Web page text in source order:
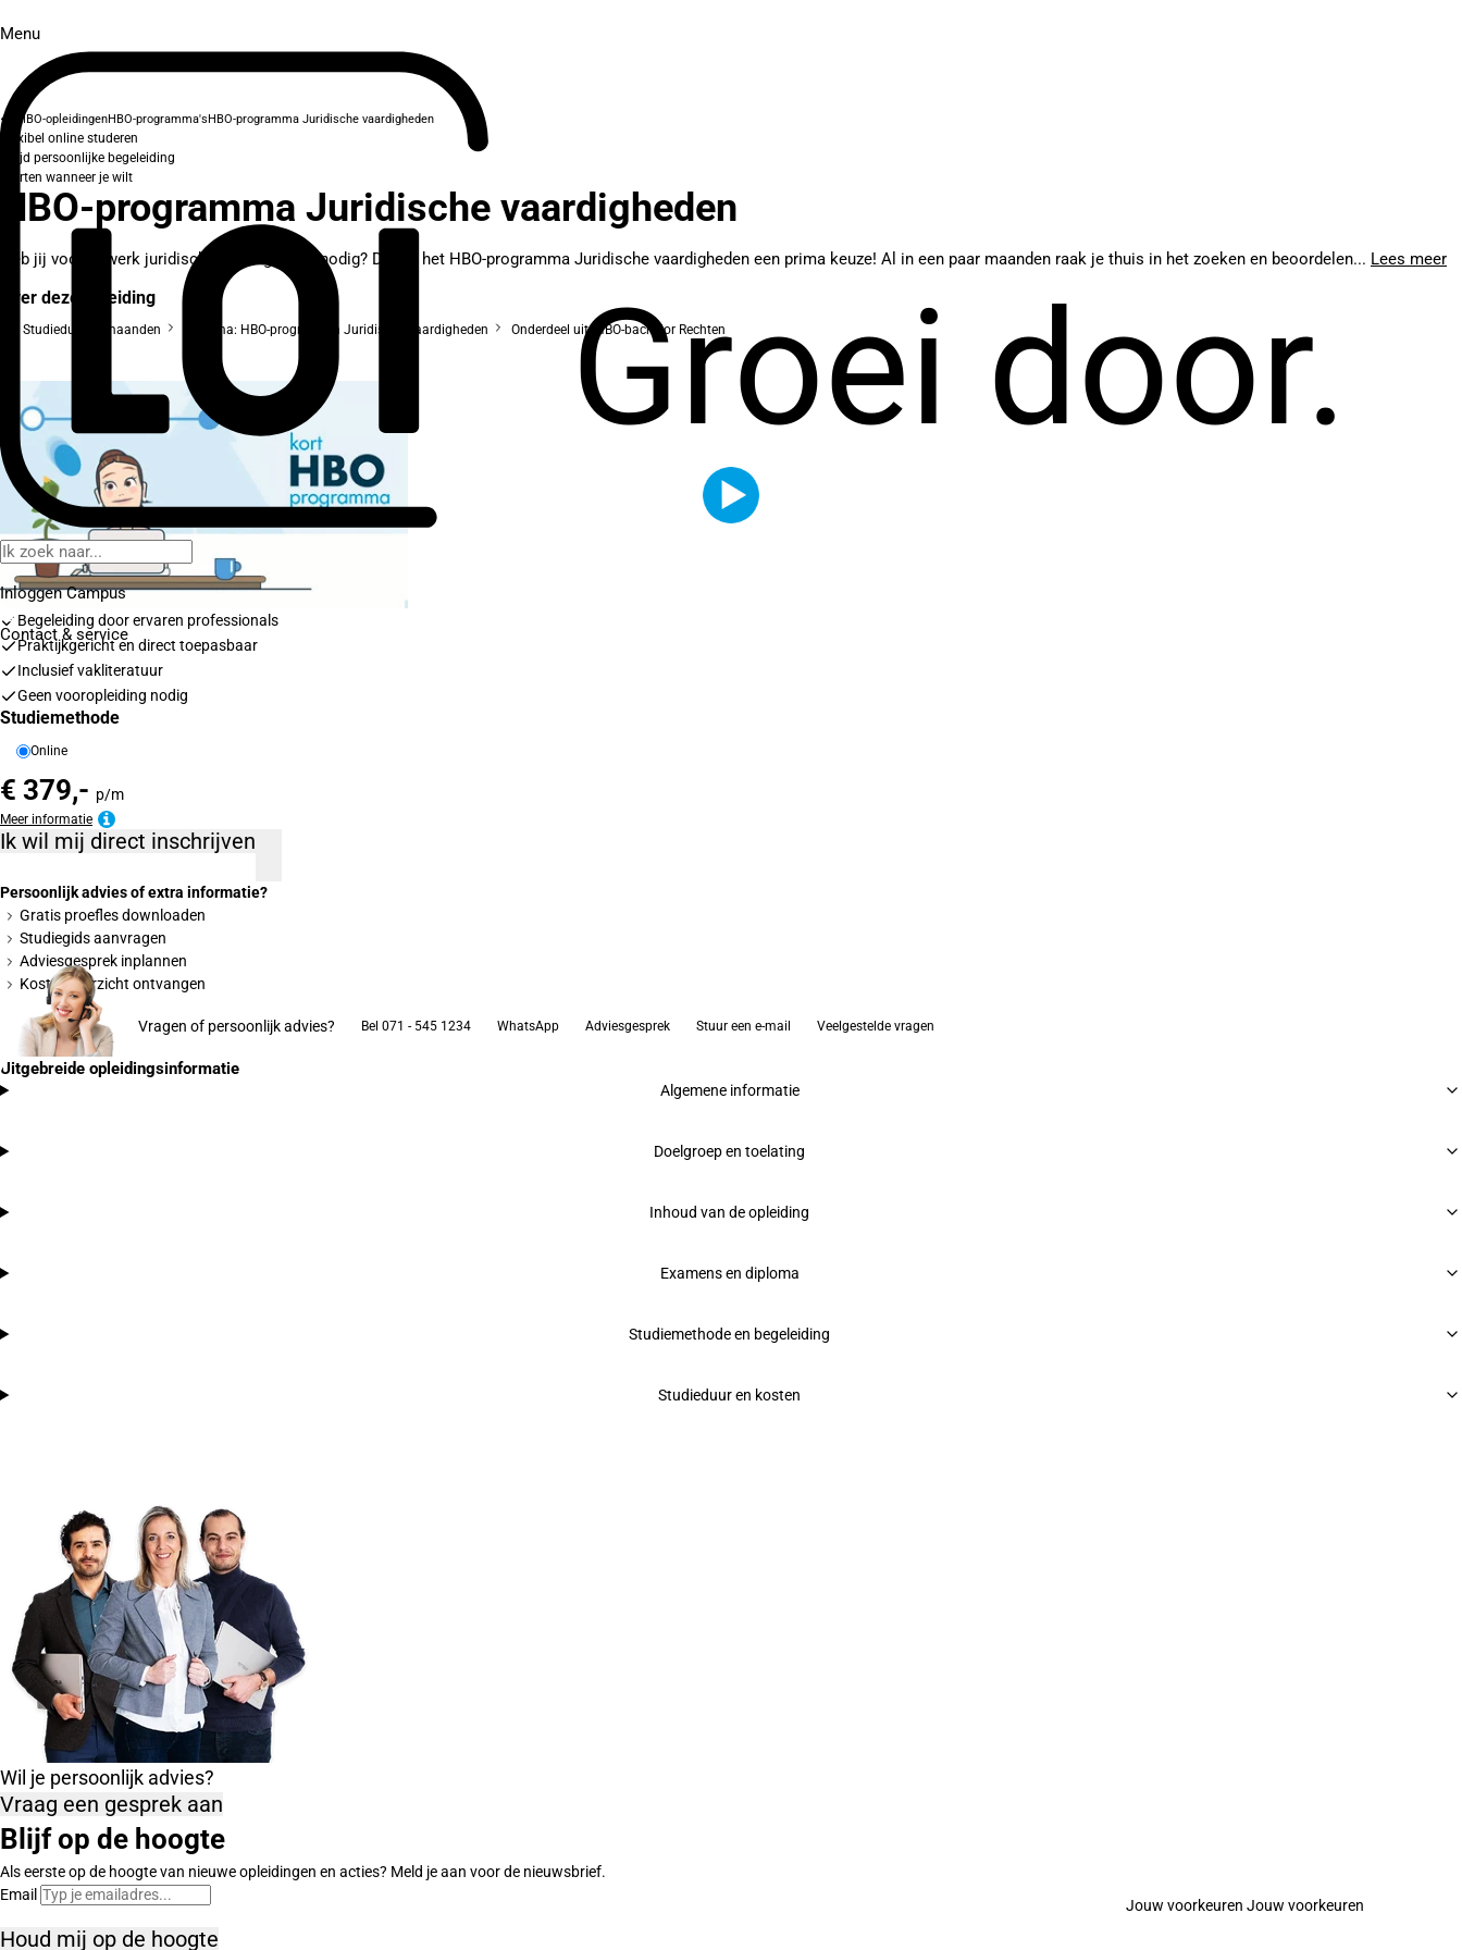
Menu
Groei door.
Inloggen Campus
Contact& service
HBO-opleidingenHBO-programma'sHBO-programma Juridische vaardigheden
Flexibel online studeren
Altijd persoonlijke begeleiding
Starten wanneer je wilt
HBO-programma Juridische vaardigheden
Heb jij voor je werk juridische vaardigheden nodig? Dan is het HBO-programma Juridische vaardigheden een prima keuze! Al in een paar maanden raak je thuis in het zoeken en beoordelen... Lees meer
Over deze opleiding
Studieduur: 2 maanden Diploma: HBO-programma Juridische vaardigheden Onderdeel uit: HBO-bachelor Rechten
Begeleiding door ervaren professionals
Praktijkgericht en direct toepasbaar
Inclusief vakliteratuur
Geen vooropleiding nodig
Studiemethode
Online
€ 379,- p/m
Meer informatie
Ik wil mij direct inschrijven
Persoonlijk advies of extra informatie?
Gratis proefles downloaden
Studiegids aanvragen
Adviesgesprek inplannen
Kostenoverzicht ontvangen
Vragen of persoonlijk advies? Bel 071 - 545 1234 WhatsApp Adviesgesprek Stuur een e-mail Veelgestelde vragen
Uitgebreide opleidingsinformatie
Algemene informatie
Doelgroep en toelating
Inhoud van de opleiding
Examens en diploma
Studiemethode en begeleiding
Studieduur en kosten
Wil je persoonlijk advies?
Vraag een gesprek aan
Blijf op de hoogte
Als eerste op de hoogte van nieuwe opleidingen en acties? Meld je aan voor de nieuwsbrief.
Email
Jouw voorkeuren
Houd mij op de hoogte